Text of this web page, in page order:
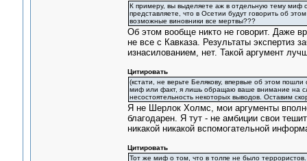
К примеру, вы выделяете аж в отдельную тему миф
представляете, что в Осетии будут говорить об
возможные виновники все мертвы???
Об этом вообще никто не говорит. Даже
не все с Кавказа. Результаты экспертиз
изнасилованием, нет. Такой аргумент
Цитировать
(кстати, не верьте Белякову, впервые об этом
миф или факт, я лишь обращаю ваше внимание на
несостоятельность некоторых выводов. Оставим
Я не Шерлок Холмс, мои аргументы
благодарен. Я тут - не амбиции свои
никакой никакой вспомогательной
Цитировать
Тот же миф о том, что в толпе не было